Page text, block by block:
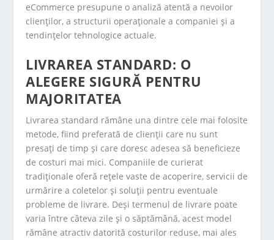
eCommerce presupune o analiză atentă a nevoilor
clienților, a structurii operaționale a companiei și a
tendințelor tehnologice actuale.
LIVRAREA STANDARD: O
ALEGERE SIGURĂ PENTRU
MAJORITATEA
Livrarea standard rămâne una dintre cele mai folosite
metode, fiind preferată de clienții care nu sunt
presați de timp și care doresc adesea să beneficieze
de costuri mai mici. Companiile de curierat
tradiționale oferă rețele vaste de acoperire, servicii de
urmărire a coletelor și soluții pentru eventuale
probleme de livrare. Deși termenul de livrare poate
varia între câteva zile și o săptămână, acest model
rămâne atractiv datorită costurilor reduse, mai ales